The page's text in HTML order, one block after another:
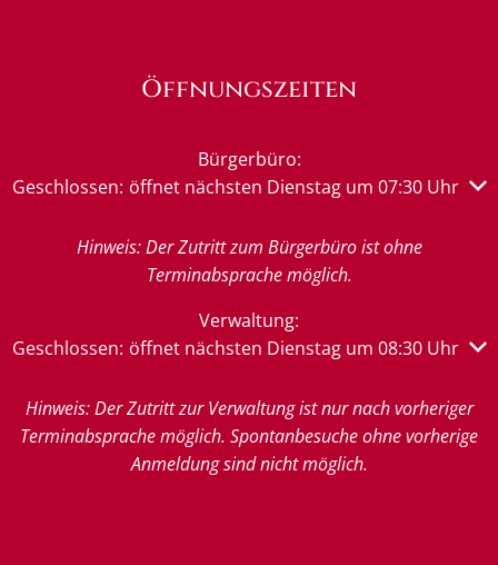
Öffnungszeiten
Bürgerbüro:
Klicken, um weitere Öffnungs- oder Schließzeiten
Geschlossen: öffnet nächsten Dienstag um 07:30 Uhr
Hinweis: Der Zutritt zum Bürgerbüro ist ohne
Terminabsprache möglich.
Verwaltung:
Klicken, um weitere Öffnungs- oder Schließzeiten
Geschlossen: öffnet nächsten Dienstag um 08:30 Uhr
Hinweis: Der Zutritt zur Verwaltung ist nur nach vorheriger
Terminabsprache möglich. Spontanbesuche ohne vorherige
Anmeldung sind nicht möglich.